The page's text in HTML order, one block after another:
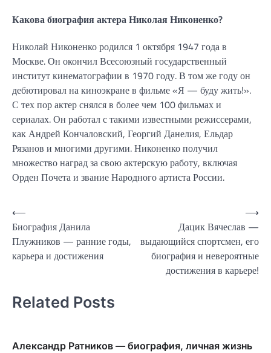
Какова биография актера Николая Никоненко?
Николай Никоненко родился 1 октября 1947 года в
Москве. Он окончил Всесоюзный государственный
институт кинематографии в 1970 году. В том же году он
дебютировал на киноэкране в фильме «Я — буду жить!».
С тех пор актер снялся в более чем 100 фильмах и
сериалах. Он работал с такими известными режиссерами,
как Андрей Кончаловский, Георгий Данелия, Ельдар
Рязанов и многими другими. Никоненко получил
множество наград за свою актерскую работу, включая
Орден Почета и звание Народного артиста России.
Навигация
по
записям
⟵
Биография Данила
Плужников — ранние годы,
карьера и достижения
Дацик Вячеслав —
выдающийся спортсмен, его
биография и невероятные
достижения в карьере!
⟶
Related Posts
Александр Ратников — биография, личная жизнь